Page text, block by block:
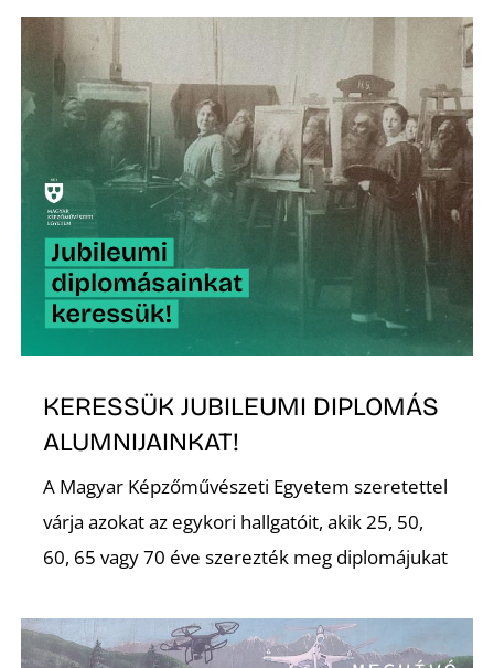
KERESSÜK JUBILEUMI DIPLOMÁS
ALUMNIJAINKAT!
A Magyar Képzőművészeti Egyetem szeretettel
várja azokat az egykori hallgatóit, akik 25, 50,
60, 65 vagy 70 éve szerezték meg diplomájukat